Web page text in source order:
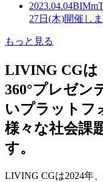
2023.04.04
27日(木)開催し
もっと見る
LIVING CGは
360°プレゼン
いプラットフ
様々な社会課
す。
LIVING CGは2024年